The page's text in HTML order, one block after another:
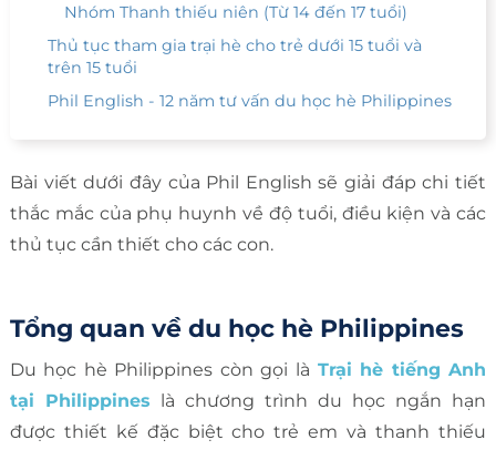
Nhóm Thanh thiếu niên (Từ 14 đến 17 tuổi)
Thủ tục tham gia trại hè cho trẻ dưới 15 tuổi và
trên 15 tuổi
Phil English - 12 năm tư vấn du học hè Philippines
Bài viết dưới đây của Phil English sẽ giải đáp chi tiết
thắc mắc của phụ huynh về độ tuổi, điều kiện và các
thủ tục cần thiết cho các con.
Tổng quan về du học hè Philippines
Du học hè Philippines còn gọi là Trại hè tiếng Anh
tại Philippines là chương trình du học ngắn hạn
được thiết kế đặc biệt cho trẻ em và thanh thiếu